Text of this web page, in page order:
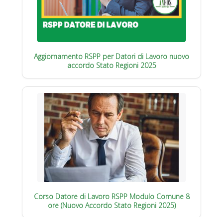
Aggiornamento RSPP per Datori di Lavoro nuovo
accordo Stato Regioni 2025
Corso Datore di Lavoro RSPP Modulo Comune 8
ore (Nuovo Accordo Stato Regioni 2025)